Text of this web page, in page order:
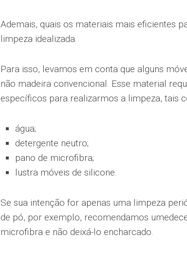
Ademais, quais os materiais mais eficientes
limpeza idealizada.
Para isso, levamos em conta que alguns
não madeira convencional. Esse material
específicos para realizarmos a limpeza, tais
água;
detergente neutro;
pano de microfibra;
lustra móveis de silicone.
Se sua intenção for apenas uma limpeza
de pó, por exemplo, recomendamos
microfibra e não deixá-lo encharcado.